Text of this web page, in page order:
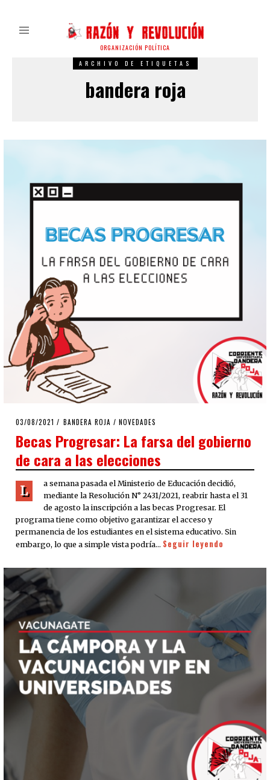
ORGANIZACIÓN POLÍTICA
ARCHIVO DE ETIQUETAS
bandera roja
POSTED
03/08/2021 03/08/2021
BANDERA ROJA / NOVEDADES
Becas Progresar: La farsa del gobierno
de cara a las elecciones
L
a semana pasada el Ministerio de Educación decidió,
mediante la Resolución N° 2431/2021, reabrir hasta el 31
de agosto la inscripción a las becas Progresar. El
programa tiene como objetivo garantizar el acceso y
permanencia de los estudiantes en el sistema educativo. Sin
embargo, lo que a simple vista podría… Seguir leyendo